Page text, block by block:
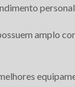
amplo